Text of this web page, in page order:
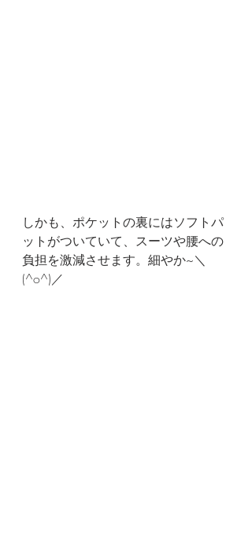
しかも、ポケットの裏にはソフトパ
ットがついていて、スーツや腰への
負担を激減させます。細やか~＼
(^o^)／